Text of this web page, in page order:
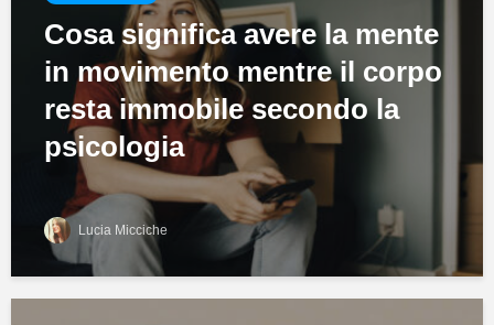
Cosa significa avere la mente
in movimento mentre il corpo
resta immobile secondo la
psicologia
Lucia Micciche